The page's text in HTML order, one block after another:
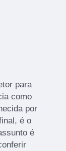
para
como
por
é o
é